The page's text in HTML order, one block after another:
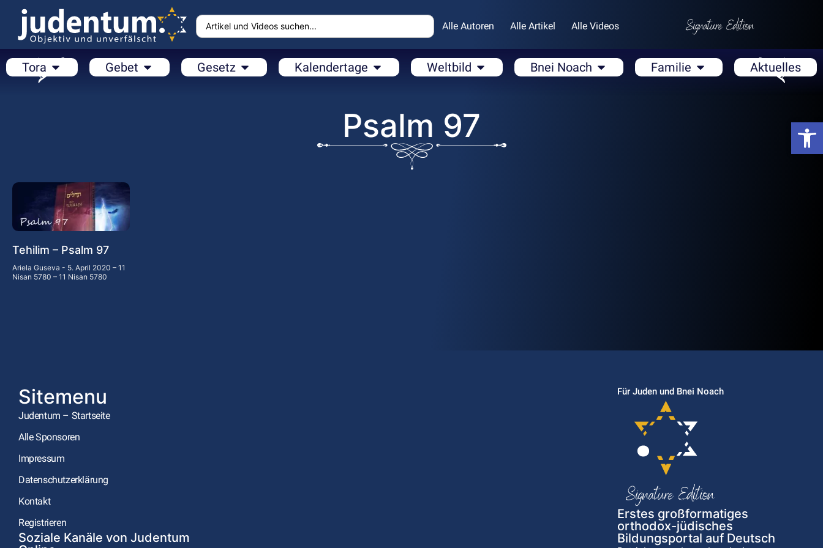
Alle Autoren Alle Artikel Alle Videos
Tora Gebet Gesetz Kalendertage Weltbild Bnei Noach Familie Aktuelles
Psalm 97
Tehilim – Psalm 97
Ariela Guseva
5. April 2020 – 11
Nisan 5780 – 11 Nisan 5780
Sitemenu
Judentum – Startseite
Alle Sponsoren
Impressum
Datenschutzerklärung
Kontakt
Registrieren
Soziale Kanäle von Judentum
Für Juden und Bnei Noach
Erstes großformatiges
orthodox-jüdisches
Bildungsportal auf Deutsch